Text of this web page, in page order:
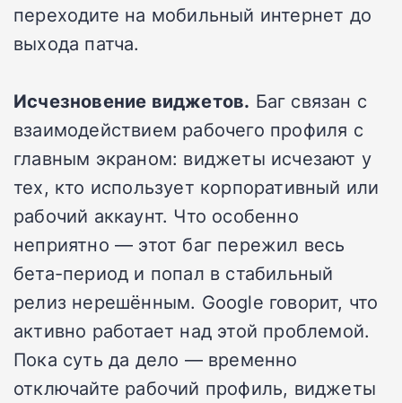
переходите на мобильный интернет до
выхода патча.
Исчезновение виджетов. Баг связан с
взаимодействием рабочего профиля с
главным экраном: виджеты исчезают у
тех, кто использует корпоративный или
рабочий аккаунт. Что особенно
неприятно — этот баг пережил весь
бета-период и попал в стабильный
релиз нерешённым. Google говорит, что
активно работает над этой проблемой.
Пока суть да дело — временно
отключайте рабочий профиль, виджеты